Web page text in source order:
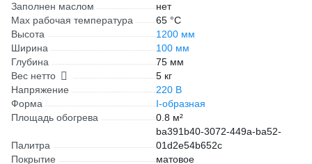
Заполнен маслом
нет
Max рабочая температура
65 °С
Высота
1200 мм
Ширина
100 мм
Глубина
75 мм
Вес нетто
5 кг
Напряжение
220 В
Форма
I-образная
Площадь обогрева
0.8 м²
Палитра
ba391b40-3072-449a-ba52-
01d2e54b652c
Покрытие
матовое